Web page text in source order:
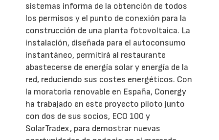
sistemas informa de la obtención de todos
los permisos y el punto de conexión para la
construcción de una planta fotovoltaica. La
instalación, diseñada para el autoconsumo
instantáneo, permitirá al restaurante
abastecerse de energía solar y energía de la
red, reduciendo sus costes energéticos. Con
la moratoria renovable en España, Conergy
ha trabajado en este proyecto piloto junto
con dos de sus socios, ECO 100 y
SolarTradex, para demostrar nuevas